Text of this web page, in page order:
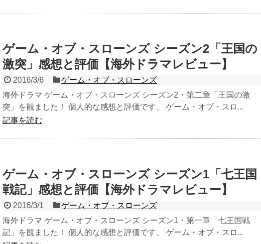
ゲーム・オブ・スローンズ シーズン2「王国の
激突」感想と評価【海外ドラマレビュー】
2016/3/6
ゲーム・オブ・スローンズ
海外ドラマ ゲーム・オブ・スローンズ シーズン2・第二章「王国の激
突」を観ました！ 個人的な感想と評価です。 ゲーム・オブ・スロ...
記事を読む
ゲーム・オブ・スローンズ シーズン1「七王国
戦記」感想と評価【海外ドラマレビュー】
2016/3/1
ゲーム・オブ・スローンズ
海外ドラマ ゲーム・オブ・スローンズ シーズン1・第一章「七王国戦
記」を観ました！ 個人的な感想と評価です。 ゲーム・オブ・スロ...